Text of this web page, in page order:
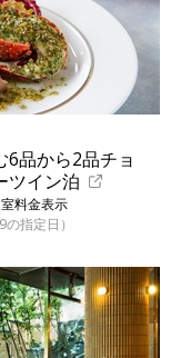
6品から2品チョ
ツイン泊
料金表示
指定日）